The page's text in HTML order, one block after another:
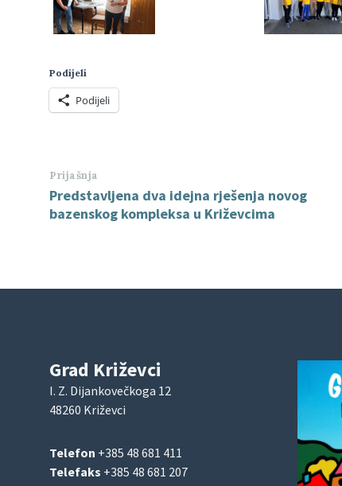
Podijeli
Podijeli
Prijašnja
Predstavljena dva idejna rješenja novog
bazenskog kompleksa u Križevcima
Grad Križevci
I. Z. Dijankovečkoga 12
48260 Križevci
Telefon +385 48 681 411
Telefaks +385 48 681 207